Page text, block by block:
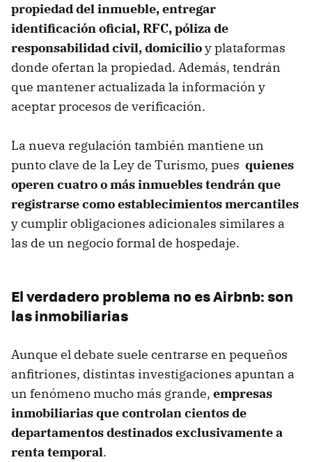
propiedad del inmueble, entregar
identificación oficial, RFC, póliza de
responsabilidad civil, domicilioy plataformas
donde ofertan la propiedad. Además, tendrán
que mantener actualizada la información y
aceptar procesos de verificación.
La nueva regulación también mantiene un
punto clave de la Ley de Turismo, pues quienes
operen cuatro o más inmuebles tendrán que
registrarse como establecimientos mercantiles
y cumplir obligaciones adicionales similares a
las de un negocio formal de hospedaje.
El verdadero problema no es Airbnb: son
las inmobiliarias
Aunque el debate suele centrarse en pequeños
anfitriones, distintas investigaciones apuntan a
un fenómeno mucho más grande, empresas
inmobiliarias que controlan cientos de
departamentos destinados exclusivamente a
renta temporal.